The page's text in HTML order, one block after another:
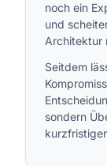
noch ein
und
Architektur
Seitdem
sondern